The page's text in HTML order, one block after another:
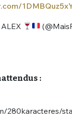
:
280karacteres/